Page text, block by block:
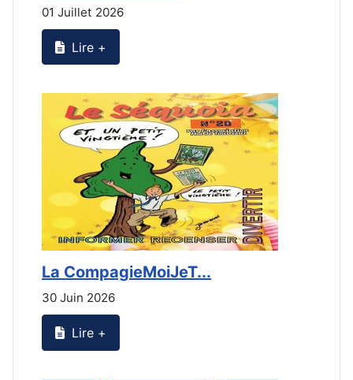
01 Juillet 2026
Lire +
La CompagieMoiJeT...
30 Juin 2026
Lire +